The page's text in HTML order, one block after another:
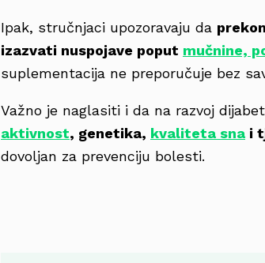
Ipak, stručnjaci upozoravaju da
izazvati nuspojave poput mučnine,
suplementacija ne preporučuje bez
Važno je naglasiti i da na razvoj
aktivnost, genetika, kvaliteta sna i
dovoljan za prevenciju bolesti.